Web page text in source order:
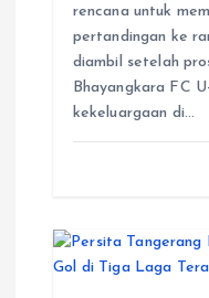
t
s
A
p
p
e
b
o
o
s
e
n
g
r
a
rencana untuk
pertandingan ke
diambil setelah
Bhayangkara FC
kekeluargaan di…